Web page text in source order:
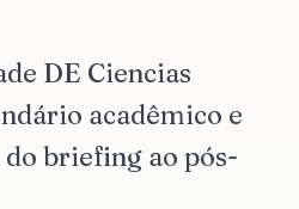
DE Ciencias
acadêmico e
do briefing ao pós-